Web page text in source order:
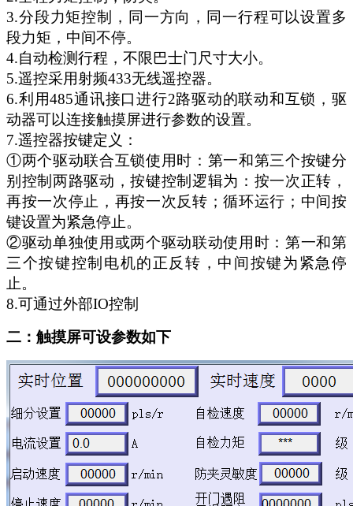
3.分段力矩控制，同一方向，同一行程可以设置多
段力矩，中间不停。
4.自动检测行程，不限巴士门尺寸大小。
5.遥控采用射频433无线遥控器。
6.利用485通讯接口进行2路驱动的联动和互锁，驱
动器可以连接触摸屏进行参数的设置。
7.遥控器按键定义：
①两个驱动联合互锁使用时：第一和第三个按键分
别控制两路驱动，按键控制逻辑为：按一次正转，
再按一次停止，再按一次反转；循环运行；中间按
键设置为紧急停止。
②驱动单独使用或两个驱动联动使用时：第一和第
三个按键控制电机的正反转，中间按键为紧急停
止。
8.可通过外部IO控制
二：触摸屏可设参数如下